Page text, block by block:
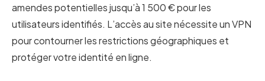
amendes potentielles jusqu’à 1 500 € pour les
utilisateurs identifiés. L’accès au site nécessite un VPN
pour contourner les restrictions géographiques et
protéger votre identité en ligne.